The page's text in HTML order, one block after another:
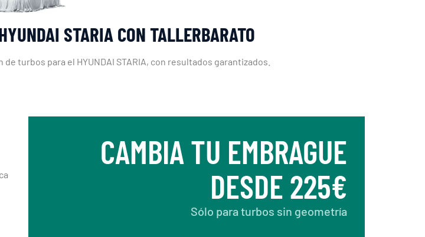
STARIA CON TALLERBARATO
turbos para el HYUNDAI STARIA, con resultados garantizados.
CAMBIA TU EMBRAGUE
DESDE 225€
Sólo para turbos sin geometría